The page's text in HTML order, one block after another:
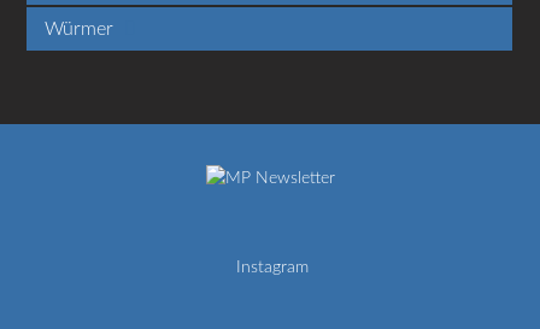
Würmer
Newsletter
Instagram